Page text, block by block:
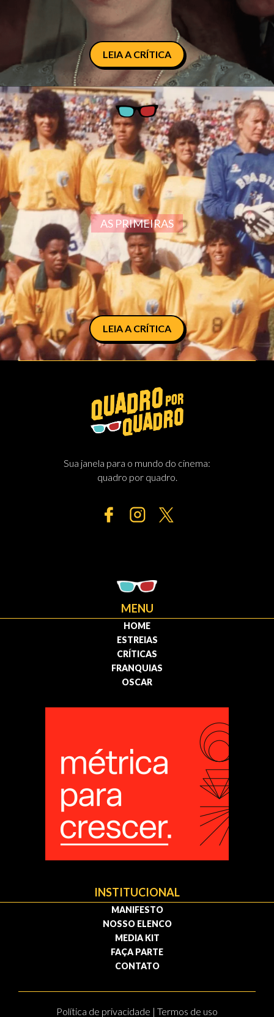
LEIA A CRÍTICA
AS PRIMEIRAS
LEIA A CRÍTICA
Sua janela para o mundo do cinema:
quadro por quadro.
MENU
HOME
ESTREIAS
CRÍTICAS
FRANQUIAS
OSCAR
INSTITUCIONAL
MANIFESTO
NOSSO ELENCO
MEDIA KIT
FAÇA PARTE
CONTATO
Política de privacidade | Termos de uso